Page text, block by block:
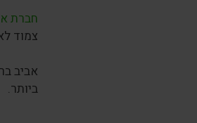
חברת
צמוד
אביב
ביותר.